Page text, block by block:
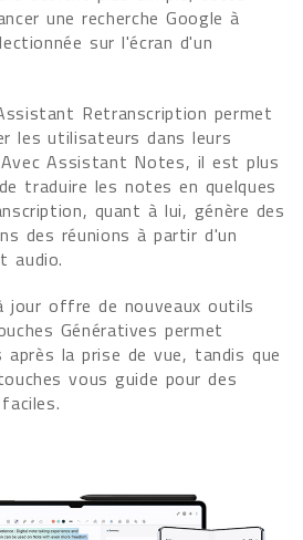
une recherche Google à
sur l'écran d'un
Retranscription permet
les utilisateurs dans leurs
Assistant Notes, il est plus
traduire les notes en quelques
quant à lui, génère des
des réunions à partir d'un
audio.
jour offre de nouveaux outils
Génératives permet
après la prise de vue, tandis que
vous guide pour des